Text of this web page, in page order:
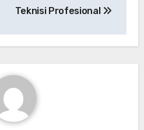
Teknisi Profesional